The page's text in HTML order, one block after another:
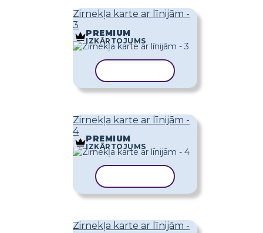
Zirnekļa karte ar līnijām -
3
PREMIUM
IZKĀRTOJUMS
Zirnekļa karte ar līnijām -
4
PREMIUM
IZKĀRTOJUMS
Zirnekļa karte ar līnijām -